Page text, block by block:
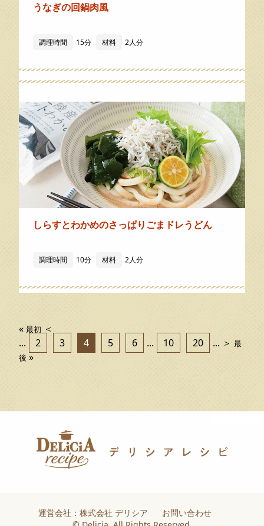
うなぎの回鍋肉風
調理時間 15分 材料 2人分
しらすとわかめのさっぱりごまドレうどん
調理時間 10分 材料 2人分
« 最初 ＜
...
2 3 4 5 6 ... 10 20 ... ＞ 最
後 »
運営会社：株式会社 デリシア
お問い合わせ